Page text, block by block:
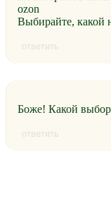
ozon
Выбирайте, какой
ответить
Боже! Какой
ответить